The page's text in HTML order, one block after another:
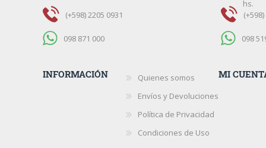
(+598) 2205 0931
098 871 000
hs.
098
INFORMACIÓN
Quienes somos
Envíos y Devoluciones
Política de Privacidad
Condiciones de Uso
MI